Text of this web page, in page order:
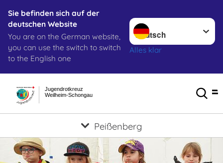
Sie befinden sich auf der
deutschen Website
You are on the German website,
you can use the switch to switch
to the English one
Sprache wechseln zu
Alles klar
Weilheim-Schongau
Jugendrotkreuz
Peißenberg